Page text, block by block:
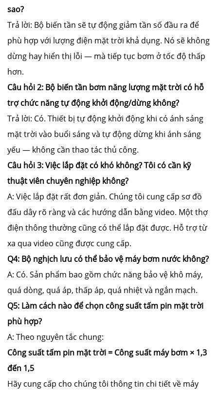
sao?
Trả lời: Bộ biến tần sẽ tự động giảm tần số đầu ra để
phù hợp với lượng điện mặt trời khả dụng. Nó sẽ không
dừng hay hiển thị lỗi — mà tiếp tục bơm ở tốc độ thấp
hơn.
Câu hỏi 2: Bộ biến tần bơm năng lượng mặt trời có hỗ
trợ chức năng tự động khởi động/dừng không?
Trả lời: Có. Thiết bị tự động khởi động khi có ánh sáng
mặt trời vào buổi sáng và tự động dừng khi ánh sáng
yếu — không cần thao tác thủ công.
Câu hỏi 3: Việc lắp đặt có khó không? Tôi có cần kỹ
thuật viên chuyên nghiệp không?
A: Việc lắp đặt rất đơn giản. Chúng tôi cung cấp sơ đồ
đấu dây rõ ràng và các hướng dẫn bằng video. Một thợ
điện thông thường cũng có thể lắp đặt được. Hỗ trợ từ
xa qua video cũng được cung cấp.
Q4: Bộ nghịch lưu có thể bảo vệ máy bơm nước không?
A: Có. Sản phẩm bao gồm chức năng bảo vệ khô máy,
quá dòng, quá áp, thấp áp, quá nhiệt và ngắn mạch.
Q5: Làm cách nào để chọn công suất tấm pin mặt trời
phù hợp?
A: Theo nguyên tắc chung:
Công suất tấm pin mặt trời = Công suất máy bơm × 1,3
đến 1,5
Hãy cung cấp cho chúng tôi thông tin chi tiết về máy